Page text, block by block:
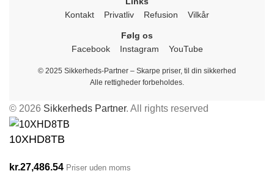
Kontakt
Privatliv Refusion Vilkår
Følg os
Facebook
Instagram YouTube
© 2025 Sikkerheds-Partner – Skarpe priser, til din sikkerhed
Alle rettigheder forbeholdes.
© 2026 Sikkerheds Partner. All rights reserved
10XHD8TB
kr.27,486.54 Priser uden moms